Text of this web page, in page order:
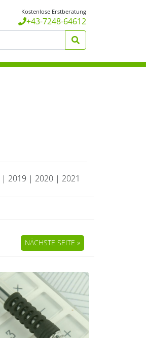
Kostenlose Erstberatung
+43-7248-64612
| 2019 | 2020 | 2021
NÄCHSTE SEITE »